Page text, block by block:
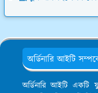
অর্ডিনারি আইটি
অর্ডিনারি আইটি একটি